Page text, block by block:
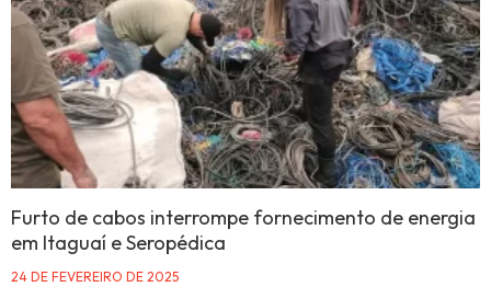
Furto de cabos interrompe fornecimento de energia
em Itaguaí e Seropédica
24 DE FEVEREIRO DE 2025